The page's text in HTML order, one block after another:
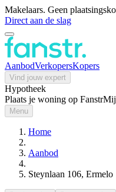
Makelaars. Geen
Direct aan de slag
AanbodVerkopersKopers
Vind jouw expert
Hypotheek
Plaats je woning op Fanstr
Menu
Home
Aanbod
Steynlaan 106, Ermelo